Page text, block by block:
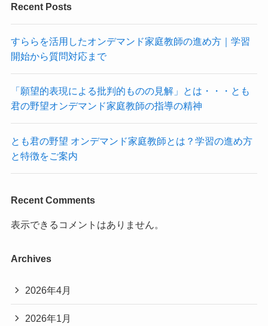
Recent Posts
すららを活用したオンデマンド家庭教師の進め方｜学習
開始から質問対応まで
「願望的表現による批判的ものの見解」とは・・・とも
君の野望オンデマンド家庭教師の指導の精神
とも君の野望 オンデマンド家庭教師とは？学習の進め方
と特徴をご案内
Recent Comments
表示できるコメントはありません。
Archives
2026年4月
2026年1月